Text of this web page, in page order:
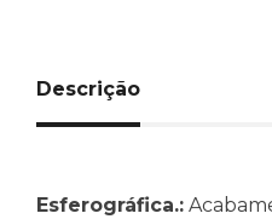
Descrição
Esferográfica.: